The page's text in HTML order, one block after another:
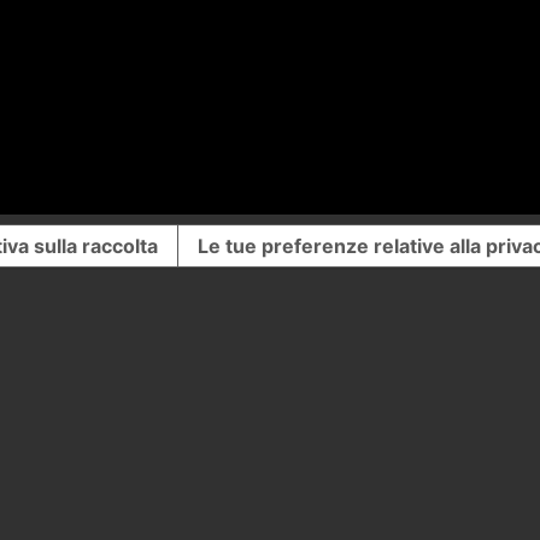
sulla raccolta Le tue preferenze relative alla